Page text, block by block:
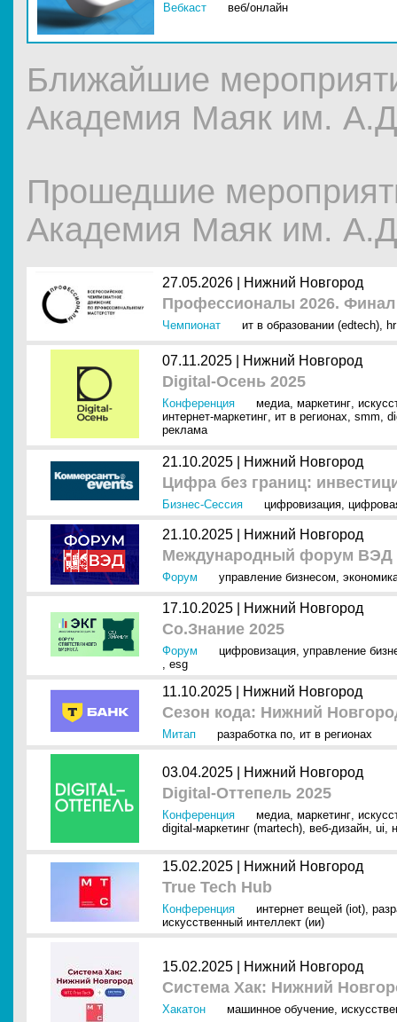
Вебкаст веб/онлайн
Ближайшие
Академия Маяк им.
Прошедшие
Академия Маяк им.
27.05.2026 | Нижний Новгород
Профессионалы 2026. Финал
Чемпионат ит в образовании (edtech),
07.11.2025 | Нижний Новгород
Digital-Осень 2025
Конференция медиа, маркетинг,
интернет-маркетинг, ит в регионах, smm,
реклама
21.10.2025 | Нижний Новгород
Цифра без границ:
Бизнес-Сессия цифровизация,
21.10.2025 | Нижний Новгород
Международный форум ВЭД
Форум управление бизнесом,
17.10.2025 | Нижний Новгород
Со.Знание 2025
Форум цифровизация, управление
, esg
11.10.2025 | Нижний Новгород
Сезон кода: Нижний
Митап разработка по, ит в регионах
03.04.2025 | Нижний Новгород
Digital-Оттепель 2025
Конференция медиа, маркетинг,
digital-маркетинг (martech), веб-дизайн, ui,
15.02.2025 | Нижний Новгород
True Tech Hub
Конференция интернет вещей (iot),
искусственный интеллект (ии)
15.02.2025 | Нижний Новгород
Система Хак: Нижний
Хакатон машинное обучение,